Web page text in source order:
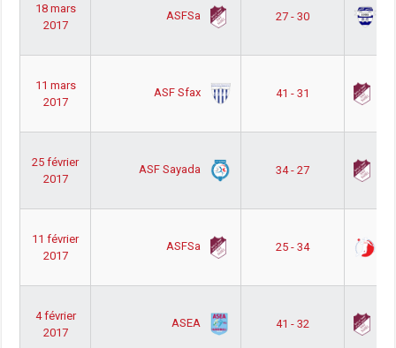
18 mars
2017
ASFSa 27 - 30
11 mars
2017
ASF Sfax 41 - 31
25 février
2017
ASF Sayada 34 - 27
11 février
2017
ASFSa 25 - 34
4 février
2017
ASEA 41 - 32